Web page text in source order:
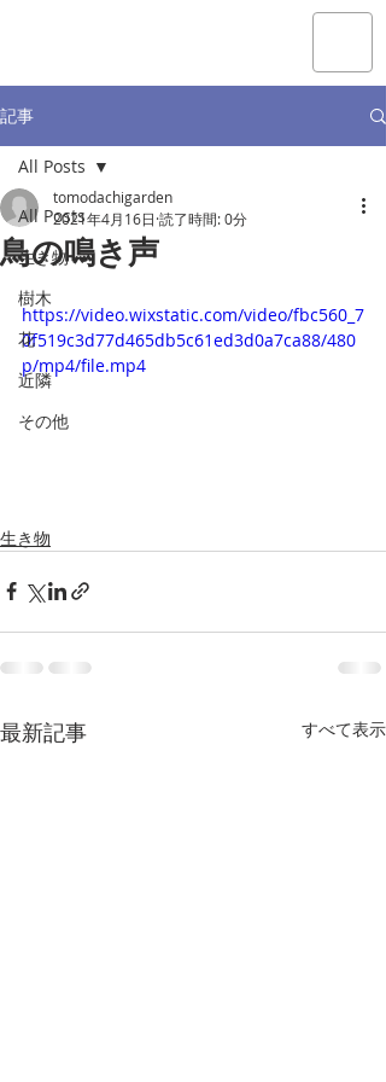
記事
All Posts
生き物
樹木
花
近隣
その他
All Posts
鳥の鳴き声
tomodachigarden
2021年4月16日 読了時間: 0分
https://video.wixstatic.com/video/fbc560_7
0f519c3d77d465db5c61ed3d0a7ca88/480
p/mp4/file.mp4
生き物
最新記事 すべて表示